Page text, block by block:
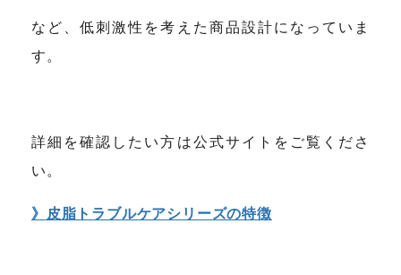
など、低刺激性を考えた商品設計になっていま
す。
詳細を確認したい方は公式サイトをご覧くださ
い。
》皮脂トラブルケアシリーズの特徴